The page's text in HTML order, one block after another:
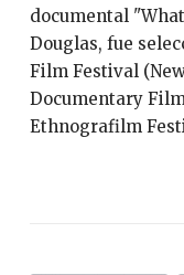
documental
Douglas, fue
Film Festival
Documentary
Ethnografilm